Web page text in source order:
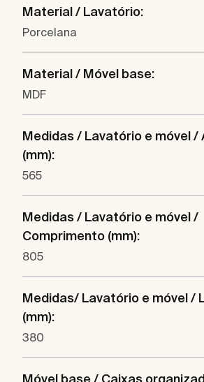
Material / Lavatório:
Porcelana
Material / Móvel base:
MDF
Medidas / Lavatório e móvel /
(mm):
565
Medidas / Lavatório e móvel /
Comprimento (mm):
805
Medidas/ Lavatório e móvel /
(mm):
380
Móvel base / Caixas